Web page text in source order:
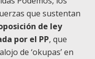
que sustentan
de ley
por el PP, que
de ‘okupas’ en